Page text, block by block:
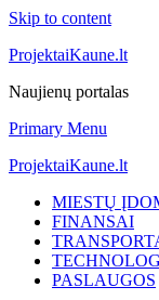
Skip to content
ProjektaiKaune.lt
Naujienų portalas
Primary Menu
ProjektaiKaune.lt
MIESTŲ
FINANSAI
PASLAUGOS